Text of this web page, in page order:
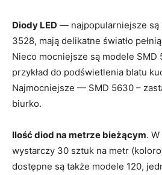
Diody LED — najpopularniejsze są
3528, mają delikatne światło
Nieco mocniejsze są modele
przykład do podświetlenia blatu
Najmocniejsze — SMD 5630 –
biurko.
Ilość diod na metrze bieżącym.
wystarczy 30 sztuk na metr
dostępne są także modele 120,